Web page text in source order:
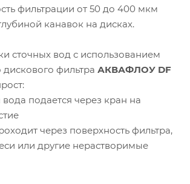
фильтрации от 50 до 400 мкм
канавок на дисках.
сточных вод с использованием
фильтра АКВАФЛОУ DF
подается через кран на
через поверхность фильтра,
или другие нерастворимые